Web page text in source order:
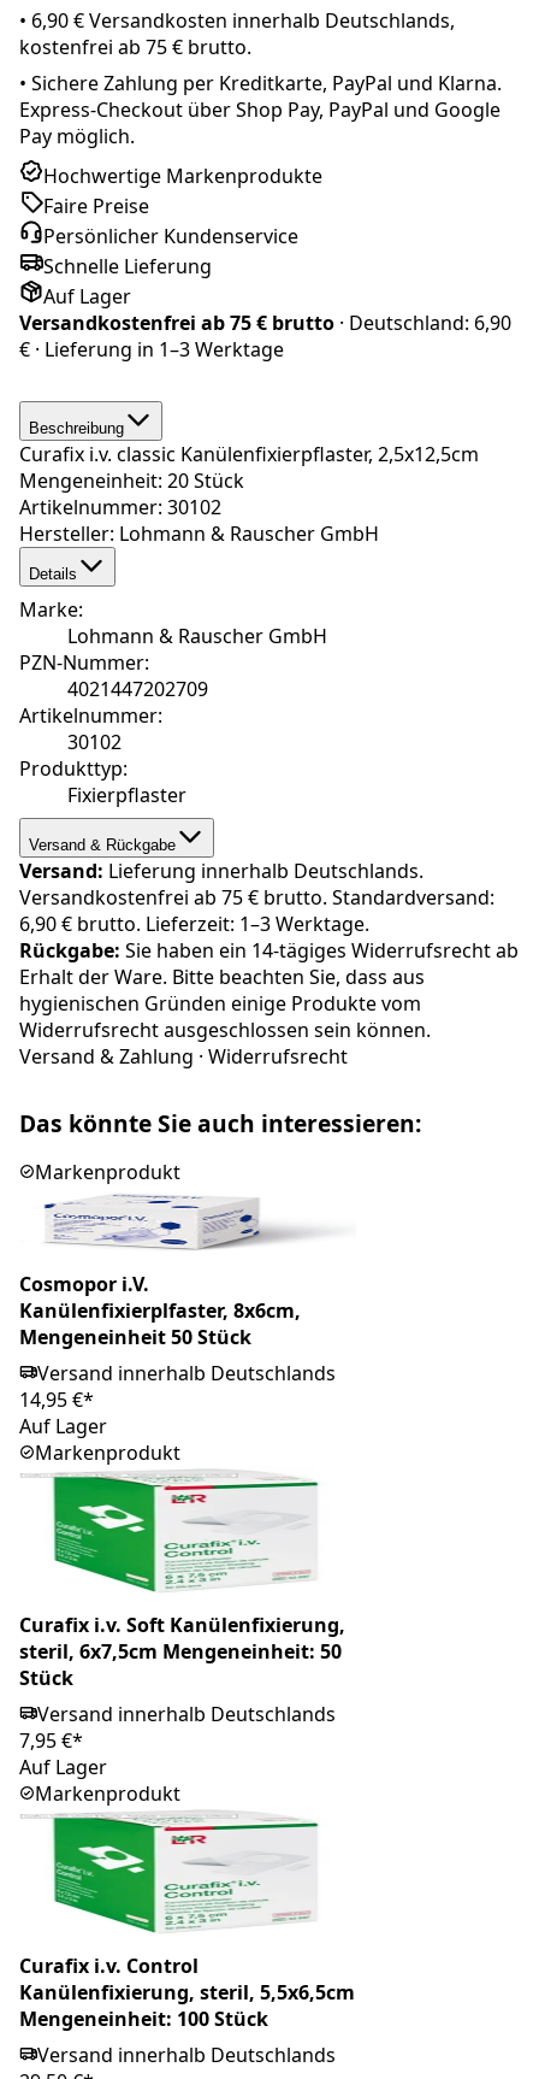
• 6,90 € Versandkosten innerhalb Deutschlands,
kostenfrei ab 75 € brutto.
• Sichere Zahlung per Kreditkarte, PayPal und Klarna.
Express-Checkout über Shop Pay, PayPal und Google
Pay möglich.
Hochwertige Markenprodukte
Faire Preise
Persönlicher Kundenservice
Schnelle Lieferung
Auf Lager
Versandkostenfrei ab75 € brutto · Deutschland: 6,90
€ · Lieferung in 1–3 Werktage
Beschreibung
Curafix i.v. classic Kanülenfixierpflaster, 2,5x12,5cm
Mengeneinheit: 20 Stück
Artikelnummer: 30102
Hersteller: Lohmann & Rauscher GmbH
Details
Marke:
Lohmann & Rauscher GmbH
PZN-Nummer:
4021447202709
Artikelnummer:
30102
Produkttyp:
Fixierpflaster
Versand & Rückgabe
Versand: Lieferung innerhalb Deutschlands.
Versandkostenfrei ab 75 € brutto. Standardversand:
6,90 € brutto. Lieferzeit: 1–3 Werktage.
Rückgabe: Sie haben ein 14-tägiges Widerrufsrecht ab
Erhalt der Ware. Bitte beachten Sie, dass aus
hygienischen Gründen einige Produkte vom
Widerrufsrecht ausgeschlossen sein können.
Versand & Zahlung · Widerrufsrecht
Das könnte Sie auch interessieren:
Markenprodukt
Cosmopor i.V.
Kanülenfixierplfaster, 8x6cm,
Mengeneinheit 50 Stück
Versand innerhalb Deutschlands
14,95 €*
Auf Lager
Markenprodukt
Curafix i.v. Soft Kanülenfixierung,
steril, 6x7,5cm Mengeneinheit: 50
Stück
Versand innerhalb Deutschlands
7,95 €*
Auf Lager
Markenprodukt
Curafix i.v. Control
Kanülenfixierung, steril, 5,5x6,5cm
Mengeneinheit: 100 Stück
Versand innerhalb Deutschlands